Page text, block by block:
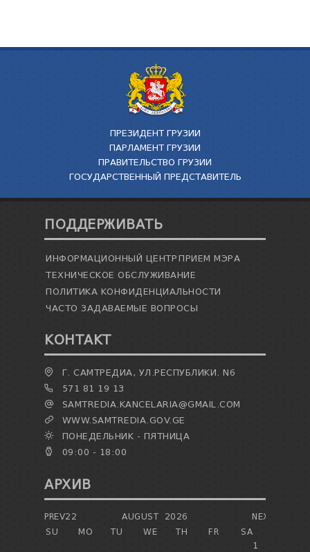
ПРЕЗИДЕНТ ГРУЗИИ
ПАРЛАМЕНТ ГРУЗИИ
ПРАВИТЕЛЬСТВО ГРУЗИИ
ГОСУДАРСТВЕННЫЙ ПРЕДСТАВИТЕЛЬ
ПОДДЕРЖИВАТЬ
ИНФОРМАЦИОННЫЙ ЦЕНТРПРИЕМ МЭРА
ТЕХНИЧЕСКОЕ ОБСЛУЖИВАНИЕ
ПОЛИТИКА КОНФИДЕНЦИАЛЬНОСТИ
ЧАСТО ЗАДАВАЕМЫЕ ВОПРОСЫ
КОНТАКТ
Г. САМТРЕДИА, УЛ.РЕСПУБЛИКИ. N6
571 81 19 13
SAMTREDIA.KANCELARIA@GMAIL.COM
WWW.SAMTREDIA.GOV.GE
ПОНЕДЕЛЬНИК - ПЯТНИЦА
09:00 - 18:00
АРХИВ
PREV22 NEXT
AUGUST
2026
SU
MO TU WE TH FR
SA
1